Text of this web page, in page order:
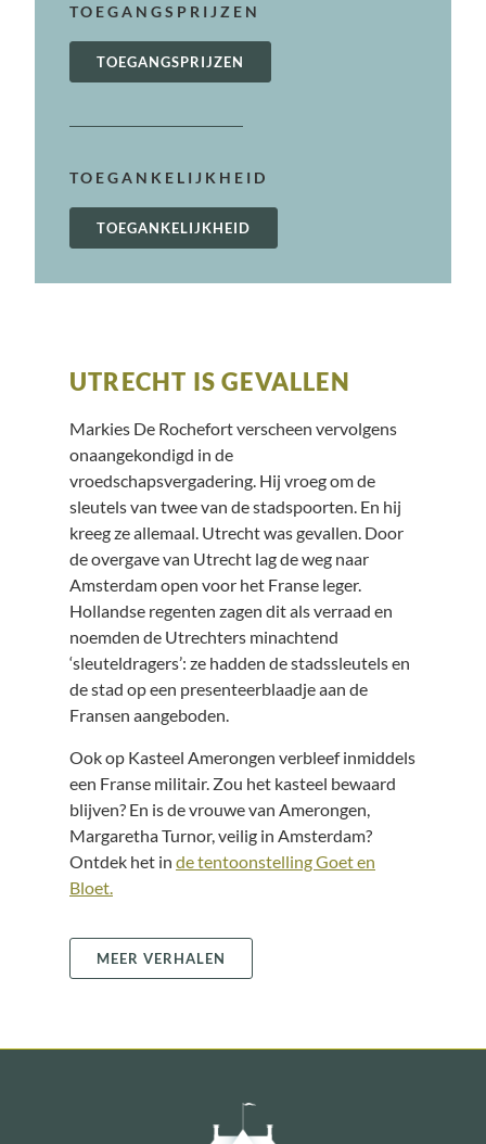
TOEGANGSPRIJZEN
TOEGANGSPRIJZEN
TOEGANKELIJKHEID
TOEGANKELIJKHEID
UTRECHT IS GEVALLEN
Markies De Rochefort verscheen vervolgens
onaangekondigd in de
vroedschapsvergadering. Hij vroeg om de
sleutels van twee van de stadspoorten. En hij
kreeg ze allemaal. Utrecht was gevallen. Door
de overgave van Utrecht lag de weg naar
Amsterdam open voor het Franse leger.
Hollandse regenten zagen dit als verraad en
noemden de Utrechters minachtend
‘sleuteldragers’: ze hadden de stadssleutels en
de stad op een presenteerblaadje aan de
Fransen aangeboden.
Ook op Kasteel Amerongen verbleef inmiddels
een Franse militair. Zou het kasteel bewaard
blijven? En is de vrouwe van Amerongen,
Margaretha Turnor, veilig in Amsterdam?
Ontdek het in de tentoonstelling Goet en
Bloet.
MEER VERHALEN